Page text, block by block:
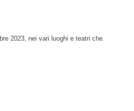
2023, nei vari luoghi e teatri che